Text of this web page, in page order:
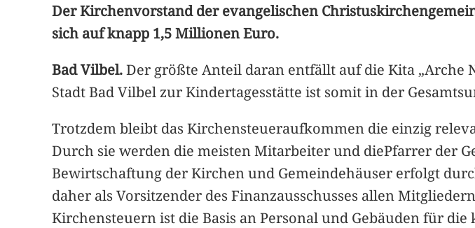
Der Kirchenvorstand der evangelischen
sich auf knapp 1,5 Millionen Euro.
Bad Vilbel.Der größte Anteil daran entfällt auf die Kita „Arche
Stadt Bad Vilbel zur Kindertagesstätte ist somit in der
Trotzdem bleibt das Kirchensteueraufkommen die einzig
Durch sie werden die meisten Mitarbeiter und diePfarrer der
Bewirtschaftung der Kirchen und Gemeindehäuser erfolgt
daher als Vorsitzender des Finanzausschusses allen
Kirchensteuern ist die Basis an Personal und Gebäuden für